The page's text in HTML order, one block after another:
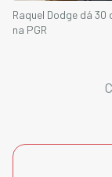
Raquel Dodge dá
na PGR